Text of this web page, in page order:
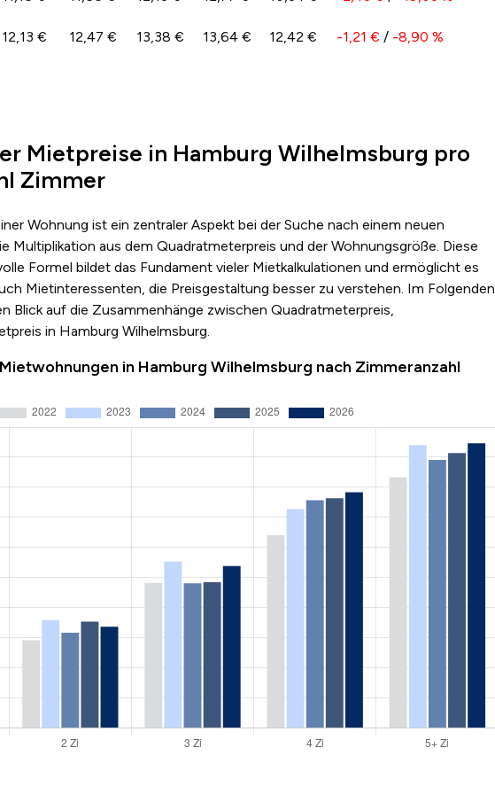
12,13 € 12,47 € 13,38 € 13,64 € 12,42 € -1,21 € / -8,90 %
Mietpreise in Hamburg Wilhelmsburg pro
Zimmer
Wohnung ist ein zentraler Aspekt bei der Suche nach einem neuen
Multiplikation aus dem Quadratmeterpreis und der Wohnungsgröße. Diese
Formel bildet das Fundament vieler Mietkalkulationen und ermöglicht es
Mietinteressenten, die Preisgestaltung besser zu verstehen. Im Folgenden
Blick auf die Zusammenhänge zwischen Quadratmeterpreis,
in Hamburg Wilhelmsburg.
in Hamburg Wilhelmsburg nach Zimmeranzahl